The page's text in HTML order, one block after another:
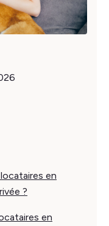
en
?
en